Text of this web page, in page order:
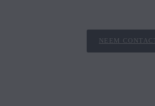
NEEM